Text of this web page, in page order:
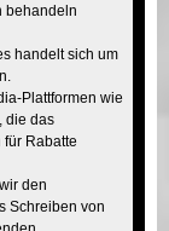
behandeln
handelt sich um
Plattformen wie
die das
Rabatte
den
Schreiben von